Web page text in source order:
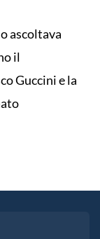
ascoltava
il
Guccini e la